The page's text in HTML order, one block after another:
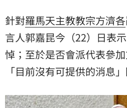
針對羅馬天主教教宗方濟各
言人郭嘉昆今（22）日表
悼；至於是否會派代表參
「目前沒有可提供的消息